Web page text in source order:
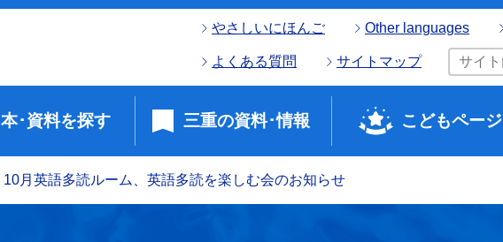
やさしいにほんご Other languages
よくある質問 サイトマップ
本･資料を探す 三重の資料･情報 こどもページ
10月英語多読ルーム、英語多読を楽しむ会のお知らせ